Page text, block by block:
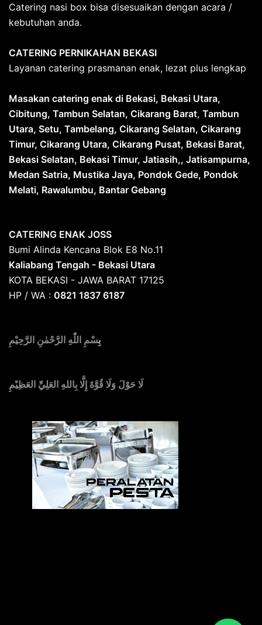
Catering nasi box bisa disesuaikan dengan acara /
kebutuhan anda.
CATERING PERNIKAHAN BEKASI
Layanan catering prasmanan enak, lezat plus lengkap
Masakan catering enak di Bekasi, Bekasi Utara,
Cibitung, Tambun Selatan, Cikarang Barat, Tambun
Utara, Setu, Tambelang, Cikarang Selatan, Cikarang
Timur, Cikarang Utara, Cikarang Pusat, Bekasi Barat,
Bekasi Selatan, Bekasi Timur, Jatiasih,, Jatisampurna,
Medan Satria, Mustika Jaya, Pondok Gede, Pondok
Melati, Rawalumbu, Bantar Gebang
CATERING ENAK JOSS
Bumi Alinda Kencana Blok E8 No.11
Kaliabang Tengah - Bekasi Utara
KOTA BEKASI - JAWA BARAT 17125
HP / WA : 0821 1837 6187
بِسْمِ اللّٰهِ الرَّحْمٰنِ الرَّحِيْمِ
لَا حَوْلَ وَلَا قُوَّةَ إِلَّا بِاللهِ العَلِيِّ العَظِيْمِ